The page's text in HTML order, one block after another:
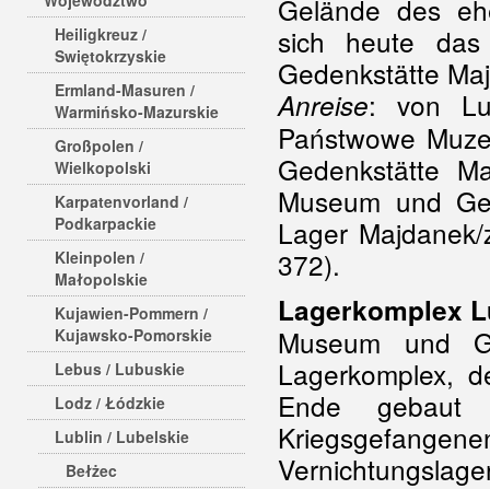
Heiligkreuz /
Swiętokrzyskie
Ermland-Masuren /
Warmińsko-Mazurskie
Großpolen /
Wielkopolski
Karpatenvorland /
Podkarpackie
Kleinpolen /
Małopolskie
Kujawien-Pommern /
Kujawsko-Pomorskie
Lebus / Lubuskie
Lodz / Łódzkie
Lublin / Lubelskie
Bełżec
Gelände des
sich heute
Gedenkstätte
Anreise: von
Państwowe
Gedenkstätte
Museum und
Lager
372).
Lagerkomplex
Museum und
Lagerkomplex,
Ende